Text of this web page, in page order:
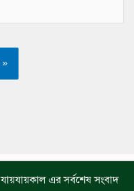
যায়যায়কাল এর সর্বশেষ সংবাদ